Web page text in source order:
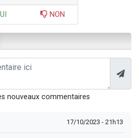
NON
nouveaux commentaires
17/10/2023 - 21h13